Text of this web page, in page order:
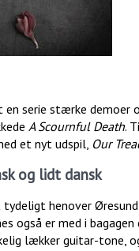
en serie stærke
A Scournful Death.
et nyt udspil, Our
og lidt dansk
henover
også er med i
lækker guitar-tone,